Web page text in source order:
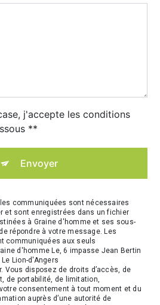
j'accepte les conditions
**
Envoyer
communiquées sont nécessaires
et sont enregistrées dans un fichier
à Graine d'homme et ses sous-
répondre à votre message. Les
communiquées aux seuls
d'homme Le, 6 impasse Jean Bertin
Lion-d'Angers
Vous disposez de droits d’accès, de
de portabilité, de limitation,
consentement à tout moment et du
auprès d’une autorité de